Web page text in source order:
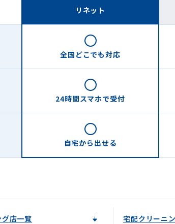
リネット
全国どこでも対応
24時間スマホで受付
自宅から 出せる
店一覧 宅配クリーニ